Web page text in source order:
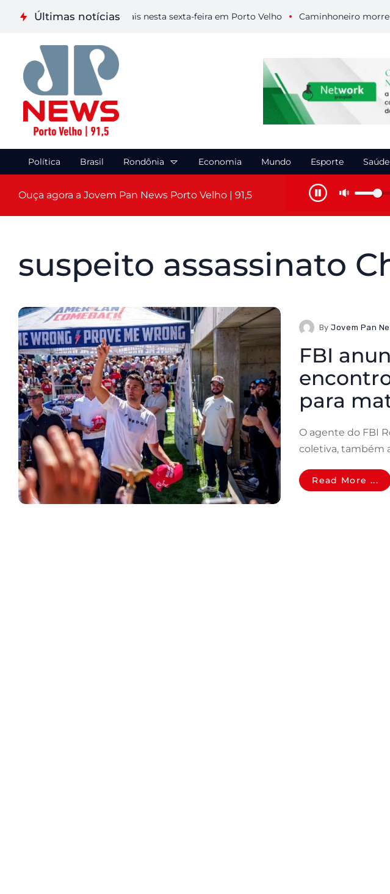
Últimas notícias
etapa de Artes Visuais nesta sexta-feira em Porto Velho Caminhoneiro morre
Política Brasil Rondônia Economia Mundo Esporte Saúde
Ouça agora a Jovem Pan News Porto Velho | 91,5
suspeito assassinato
ByJovem Pan
FBI
para
O agente do FBI
coletiva, também
Read More ...